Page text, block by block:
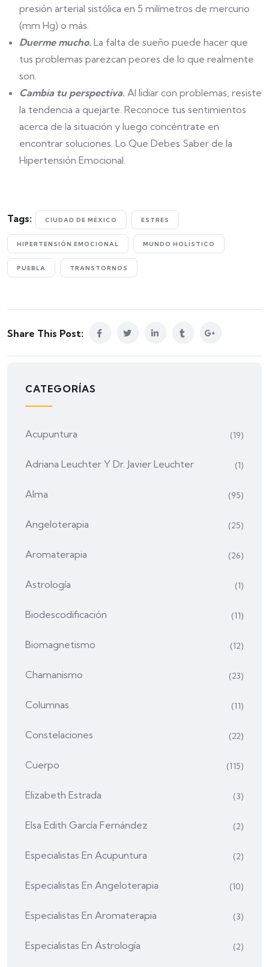
presión arterial sistólica en 5 milímetros de mercurio
(mm Hg) o más.
Duerme mucho. La falta de sueño puede hacer que
tus problemas parezcan peores de lo que realmente
son.
Cambia tu perspectiva. Al lidiar con problemas, resiste
la tendencia a quejarte. Reconoce tus sentimientos
acerca de la situación y luego concéntrate en
encontrar soluciones. Lo Que Debes Saber de la
Hipertensión Emocional.
Tags: CIUDAD DE MÉXICO ESTRES
HIPERTENSIÓN EMOCIONAL MUNDO HOLÍSTICO
PUEBLA TRANSTORNOS
Share This Post:
CATEGORÍAS
Acupuntura (19)
Adriana Leuchter Y Dr. Javier Leuchter (1)
Alma (95)
Angeloterapia (25)
Aromaterapia (26)
Astrología (1)
Biodescodificación (11)
Biomagnetismo (12)
Chamanismo (23)
Columnas (11)
Constelaciones (22)
Cuerpo (115)
Elizabeth Estrada (3)
Elsa Edith García Fernández (2)
Especialistas En Acupuntura (2)
Especialistas En Angeloterapia (10)
Especialistas En Aromaterapia (3)
Especialistas En Astrología (2)